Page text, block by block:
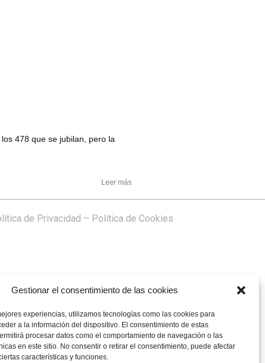
Gestionar el consentimiento de las cookies
experiencias, utilizamos tecnologías como las cookies para
a la información del dispositivo. El consentimiento de estas
procesar datos como el comportamiento de navegación o las
en este sitio. No consentir o retirar el consentimiento, puede afectar
características y funciones.
478 que se jubilan, pero la
Leer más
de Privacidad – Política de Cookies